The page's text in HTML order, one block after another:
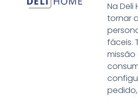
Na Deli
tornar
fáceis.